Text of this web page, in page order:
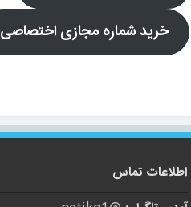
خرید شماره مجازی اختصاصی
اطلاعات تماس